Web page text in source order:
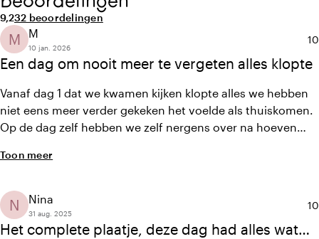
Gemiddelde beoordeling van 9,2 uit 10
9,2Aantal beoordelingen: 32
32 beoordelingen
Een dag om nooit meer te vergeten alles klopte
M M
10 jan. 2026
10
Vanaf dag 1 dat we kwamen kijken klopte alles we hebben
niet eens meer verder gekeken het voelde als thuiskomen.
Op de dag zelf hebben we zelf nergens over na hoeven
krijg je hier het personeel is top het eten is echt super onze
emotioneel over als ze er op terug kijken door deze super
locatie bedankt nogmaals
Toon meer
Het complete plaatje, deze dag had alles wat
N Nina
31 aug. 2025
10